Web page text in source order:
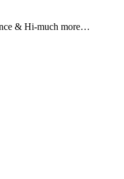
& Hi-much more…